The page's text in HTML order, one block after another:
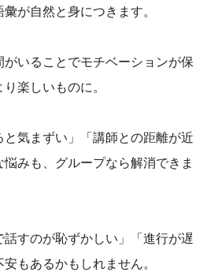
が自然と身につきます。
いることでモチベーションが保
楽しいものに。
と気まずい」「講師との距離が近
みも、グループなら解消できま
すのが恥ずかしい」「進行が遅
もあるかもしれません。